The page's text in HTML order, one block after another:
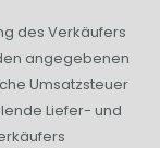
des Verkäufers
angegebenen
Umsatzsteuer
Liefer- und